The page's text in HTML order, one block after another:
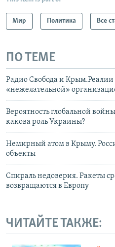
Мир Политика Все
ПО ТЕМЕ
Радио Свобода и Крым.Реалии
«нежелательной»
Вероятность глобальной
какова роль Украины?
Немирный атом в Крыму.
объекты
Спираль недоверия. Ракеты
возвращаются в Европу
ЧИТАЙТЕ ТАКЖЕ: